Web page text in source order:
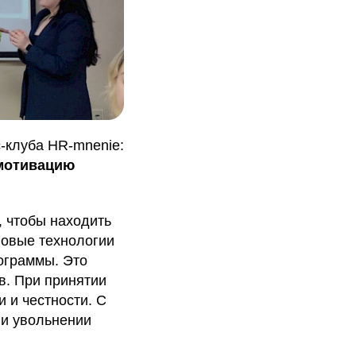
HR-mnenie:
находить
технологии
Это
При принятии
и честности. С
увольнении